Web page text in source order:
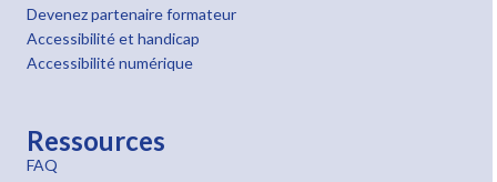
Devenez partenaire formateur
Accessibilité et handicap
Accessibilité numérique
Ressources
FAQ